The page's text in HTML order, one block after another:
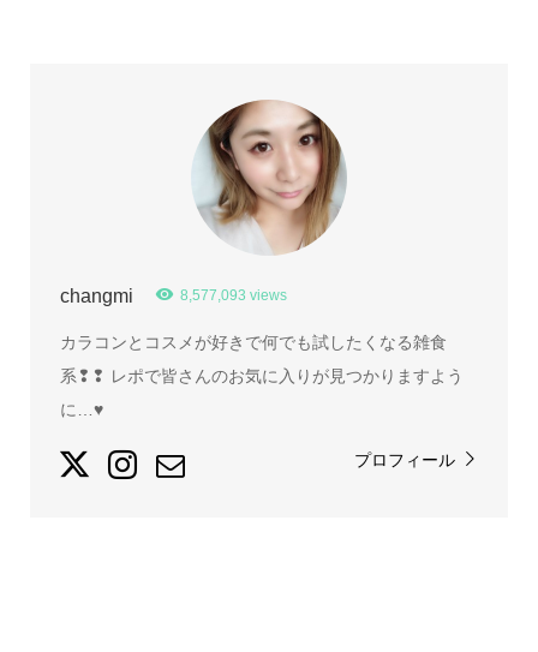
changmi 8,577,093 views
カラコンとコスメが好きで何でも試したくなる雑食
系❢❢ レポで皆さんのお気に入りが見つかりますよう
に…♥
プロフィール